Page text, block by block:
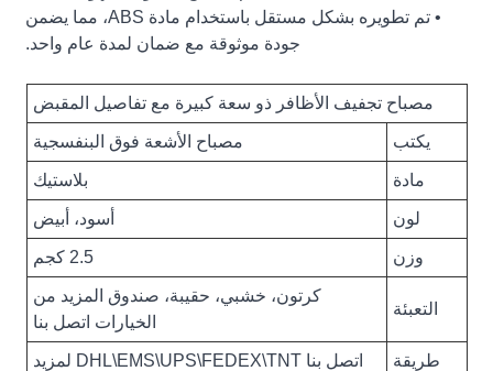
• تم تطويره بشكل مستقل باستخدام مادة ABS، مما يضمن
جودة موثوقة مع ضمان لمدة عام واحد.
مصباح تجفيف الأظافر ذو سعة كبيرة مع تفاصيل المقبض
يكتب مصباح الأشعة فوق البنفسجية
مادة بلاستيك
لون أسود، أبيض
وزن 2.5 كجم
التعبئة
كرتون، خشبي، حقيبة، صندوق المزيد من
الخيارات اتصل بنا
طريقة
اتصل بنا DHL\EMS\UPS\FEDEX\TNT لمزيد